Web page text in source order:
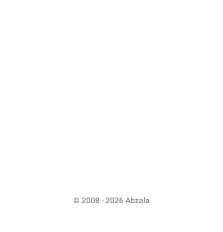
© 2008 - 2026 Abzala